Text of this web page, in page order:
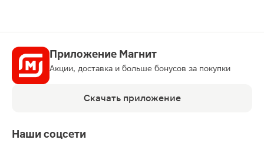
Приложение Магнит
Акции, доставка и больше бонусов за покупки
Скачать приложение
Наши соцсети